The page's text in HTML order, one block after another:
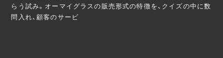
らう試み。オーマイグラスの販売形式の特徴を、クイズの中に数
問入れ、顧客のサービ